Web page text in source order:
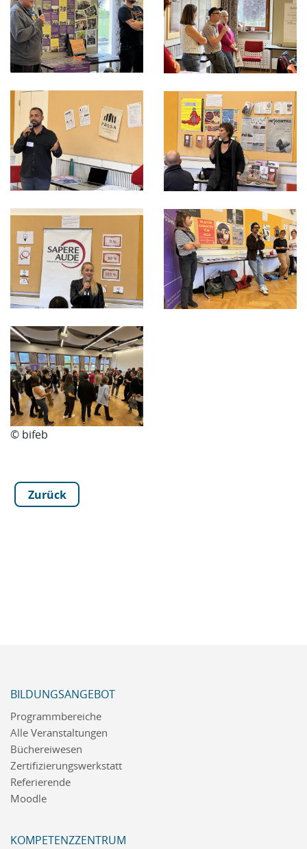
© bifeb
Zurück
BILDUNGSANGEBOT
Programmbereiche
Alle Veranstaltungen
Büchereiwesen
Zertifizierungswerkstatt
Referierende
Moodle
KOMPETENZZENTRUM